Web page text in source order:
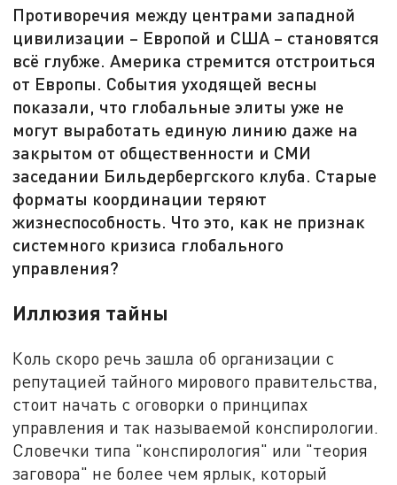
Противоречия между центрами западной
цивилизации – Европой и США – становятся
всё глубже. Америка стремится отстроиться
от Европы. События уходящей весны
показали, что глобальные элиты уже не
могут выработать единую линию даже на
закрытом от общественности и СМИ
заседании Бильдербергского клуба. Старые
форматы координации теряют
жизнеспособность. Что это, как не признак
системного кризиса глобального
управления?
Иллюзия тайны
Коль скоро речь зашла об организации с
репутацией тайного мирового правительства,
стоит начать с оговорки о принципах
управления и так называемой конспирологии.
Словечки типа "конспирология" или "теория
заговора" не более чем ярлык, который